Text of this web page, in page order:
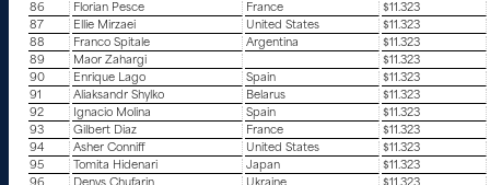
86
Florian Pesce France
$11.323
87
Ellie Mirzaei United States
$11.323
88
Franco Spitale Argentina
$11.323
89
Maor Zahargi
$11.323
90
Enrique Lago Spain
$11.323
91
Aliaksandr Shylko Belarus
$11.323
92
Ignacio Molina Spain
$11.323
93
Gilbert Diaz France
$11.323
94
Asher Conniff United States
$11.323
95
Tomita Hidenari Japan
$11.323